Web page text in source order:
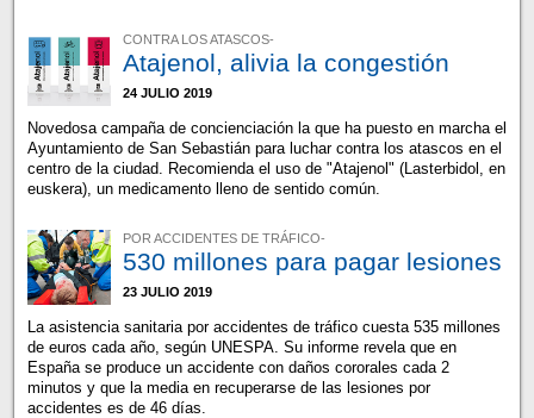
CONTRA LOS ATASCOS-
Atajenol, alivia la congestión
24 JULIO 2019
Novedosa campaña de concienciación la que ha puesto en marcha el
Ayuntamiento de San Sebastián para luchar contra los atascos en el
centro de la ciudad. Recomienda el uso de "Atajenol" (Lasterbidol, en
euskera), un medicamento lleno de sentido común.
POR ACCIDENTES DE TRÁFICO-
530 millones para pagar lesiones
23 JULIO 2019
La asistencia sanitaria por accidentes de tráfico cuesta 535 millones
de euros cada año, según UNESPA. Su informe revela que en
España se produce un accidente con daños cororales cada 2
minutos y que la media en recuperarse de las lesiones por
accidentes es de 46 días.